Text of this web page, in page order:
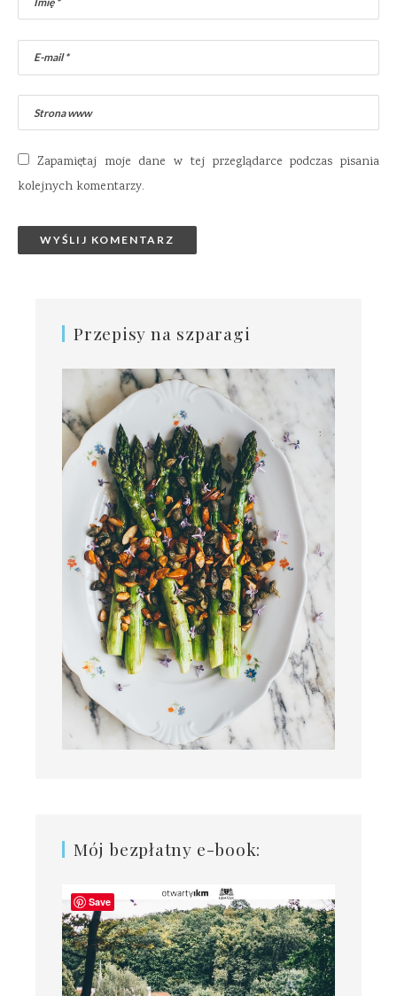
Zapamiętaj moje dane w tej przeglądarce podczas pisania
kolejnych komentarzy.
Przepisy na szparagi
Mój bezpłatny e-book:
Save